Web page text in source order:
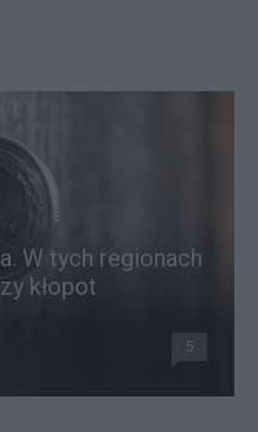
W tych regionach
kłopot
5